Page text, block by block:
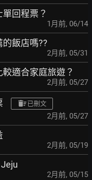
回程票？
1月前, 06/14
飯店嗎??
2月前, 05/31
適合家庭旅遊？
2月前, 05/27
已刪文
2月前, 05/27
2月前, 05/19
2月前, 05/15